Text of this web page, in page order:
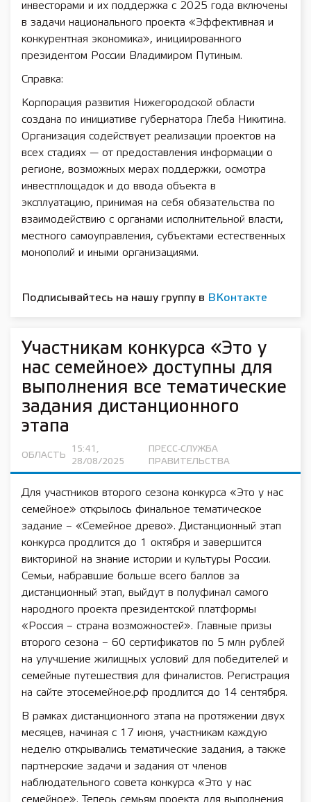
инвесторами и их поддержка с 2025 года включены
в задачи национального проекта «Эффективная и
конкурентная экономика», инициированного
президентом России Владимиром Путиным.
Справка:
Корпорация развития Нижегородской области
создана по инициативе губернатора Глеба Никитина.
Организация содействует реализации проектов на
всех стадиях — от предоставления информации о
регионе, возможных мерах поддержки, осмотра
инвестплощадок и до ввода объекта в
эксплуатацию, принимая на себя обязательства по
взаимодействию с органами исполнительной власти,
местного самоуправления, субъектами естественных
монополий и иными организациями.
Подписывайтесь на нашу группу в ВКонтакте
Участникам конкурса «Это у
нас семейное» доступны для
выполнения все тематические
задания дистанционного
этапа
ОБЛАСТЬ
15:41,
28/08/2025
ПРЕСС-СЛУЖБА
ПРАВИТЕЛЬСТВА
Для участников второго сезона конкурса «Это у нас
семейное» открылось финальное тематическое
задание – «Семейное древо». Дистанционный этап
конкурса продлится до 1 октября и завершится
викториной на знание истории и культуры России.
Семьи, набравшие больше всего баллов за
дистанционный этап, выйдут в полуфинал самого
народного проекта президентской платформы
«Россия – страна возможностей». Главные призы
второго сезона – 60 сертификатов по 5 млн рублей
на улучшение жилищных условий для победителей и
семейные путешествия для финалистов. Регистрация
на сайте этосемейное.рф продлится до 14 сентября.
В рамках дистанционного этапа на протяжении двух
месяцев, начиная с 17 июня, участникам каждую
неделю открывались тематические задания, а также
партнерские задачи и задания от членов
наблюдательного совета конкурса «Это у нас
семейное». Теперь семьям проекта для выполнения